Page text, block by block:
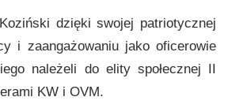
dzięki swojej patriotycznej
i zaangażowaniu jako oficerowie
należeli do elity społecznej II
KW i OVM.